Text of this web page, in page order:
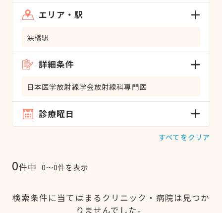
エリア・駅
涙橋駅
詳細条件
日本医学放射線学会放射線科専門医
診療曜日
すべてをクリア
0件中 0〜0件を表示
検索条件に当てはまるクリニック・病院は見つか
りませんでした。